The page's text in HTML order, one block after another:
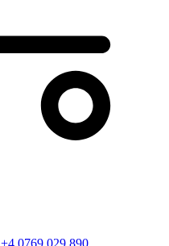
+4 0769 029 890